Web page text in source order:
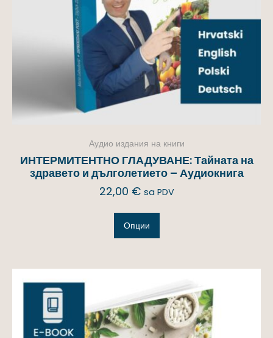
Аудио издания на книги
ИНТЕРМИТЕНТНО ГЛАДУВАНЕ: Тайната на
здравето и дълголетието – Аудиокнига
22,00 € sa PDV
Опции